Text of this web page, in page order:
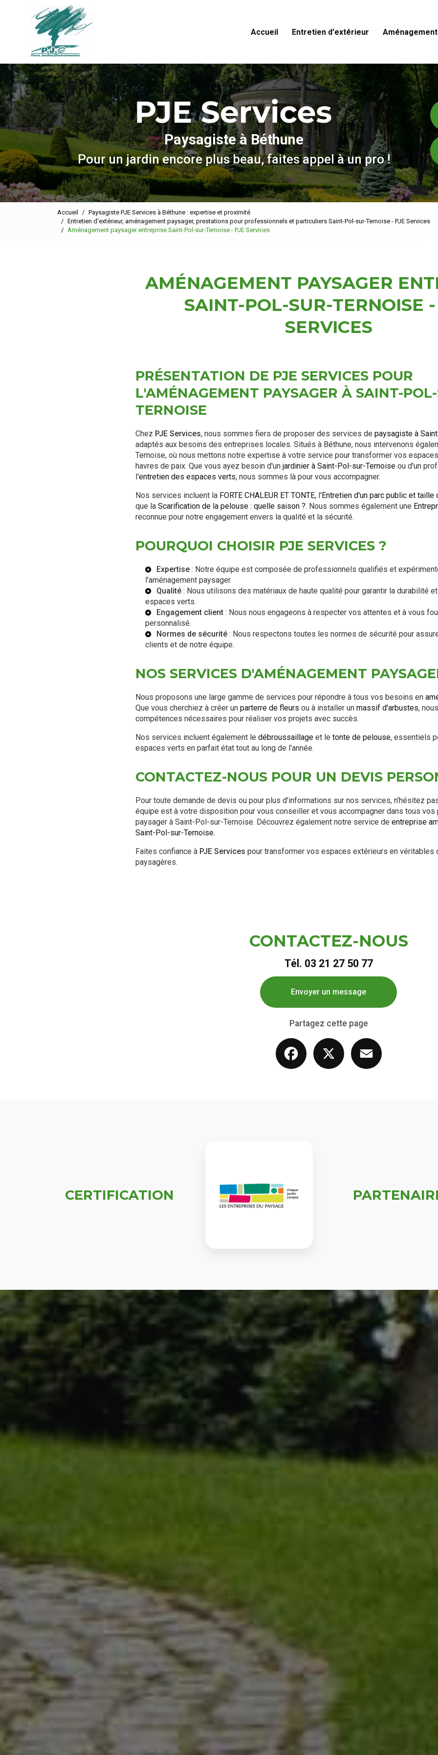
Accueil Entretien d'extérieur
Paysagiste à Béthune
Pour un jardin encore plus beau, faites appel à un pro !
Accueil
Paysagiste PJE Services à Béthune : expertise et proximité
Entretien d'extérieur, aménagement paysager, prestations pour professionnels et particuliers Saint-Pol-sur-Ternoise - PJE Services
Aménagement paysager entreprise Saint-Pol-sur-Ternoise - PJE Services
AMÉNAGEMENT PAYSAGER
SAINT-POL-SUR-TERNOISE
SERVICES
PRÉSENTATION DE PJE SERVICES POUR
L'AMÉNAGEMENT PAYSAGER À SAINT-
TERNOISE
Chez PJE Services, nous sommes fiers de proposer des services de paysagiste à
adaptés aux besoins des entreprises locales. Situés à Béthune, nous intervenons
Ternoise, où nous mettons notre expertise à votre service pour transformer vos
havres de paix. Que vous ayez besoin d'un jardinier à Saint-Pol-sur-Ternoise ou d'un
l'entretien des espaces verts, nous sommes là pour vous accompagner.
Nos services incluent la FORTE CHALEUR ET TONTE, l'Entretien d'un parc public et taille
que la Scarification de la pelouse : quelle saison ?. Nous sommes également une
reconnue pour notre engagement envers la qualité et la sécurité.
POURQUOI CHOISIR PJE SERVICES ?
Expertise : Notre équipe est composée de professionnels qualifiés et
l'aménagement paysager.
Qualité : Nous utilisons des matériaux de haute qualité pour garantir la durabilité
espaces verts.
Engagement client : Nous nous engageons à respecter vos attentes et à vous
personnalisé.
Normes de sécurité : Nous respectons toutes les normes de sécurité pour
clients et de notre équipe.
NOS SERVICES D'AMÉNAGEMENT
Nous proposons une large gamme de services pour répondre à tous vos besoins en
Que vous cherchiez à créer un parterre de fleurs ou à installer un massif d'arbustes,
compétences nécessaires pour réaliser vos projets avec succès.
Nos services incluent également le débroussaillage et le tonte de pelouse, essentiels
espaces verts en parfait état tout au long de l'année.
CONTACTEZ-NOUS POUR UN DEVIS
Pour toute demande de devis ou pour plus d'informations sur nos services, n'hésitez
équipe est à votre disposition pour vous conseiller et vous accompagner dans tous vos
paysager à Saint-Pol-sur-Ternoise. Découvrez également notre service de entreprise
Saint-Pol-sur-Ternoise.
Faites confiance à PJE Services pour transformer vos espaces extérieurs en
paysagères.
CONTACTEZ-NOUS
Tél. 03 21 27 50 77
Envoyer un message
Partagez cette page
Facebook
CERTIFICATION